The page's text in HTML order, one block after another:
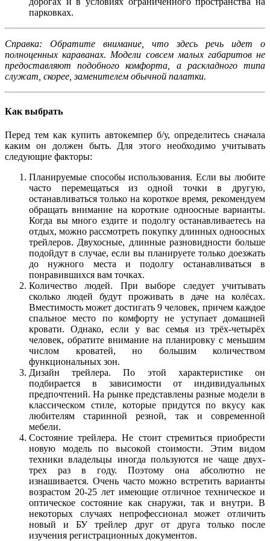
парковках.
Справка: Обратите внимание, что здесь речь идет о
полноценных караванах. Модели совсем малых габаритов не
предоставляют подобного комфорта, а раскладного типа
служат, скорее, заменителем обычной палатки.
Как выбрать
Перед тем как купить автокемпер б/у, определитесь сначала
каким он должен быть. Для этого необходимо учитывать
следующие факторы:
Планируемые способы использования. Если вы любите
часто перемещаться из одной точки в другую,
останавливаться только на короткое время, рекомендуем
обращать внимание на короткие одноосные варианты.
Когда вы много ездите и подолгу останавливаетесь на
отдых, можно рассмотреть покупку длинных одноосных
трейлеров. Двухосные, длинные разновидности больше
подойдут в случае, если вы планируете только доезжать
до нужного места и подолгу останавливаться в
понравившихся вам точках.
Количество людей. При выборе следует учитывать
сколько людей будут проживать в даче на колёсах.
Вместимость может достигать 9 человек, причем каждое
спальное место по комфорту не уступает домашней
кровати. Однако, если у вас семья из трёх-четырёх
человек, обратите внимание на планировку с меньшим
числом кроватей, но большим количеством
функциональных зон.
Дизайн трейлера. По этой характеристике он
подбирается в зависимости от индивидуальных
предпочтений. На рынке представлены разные модели в
классическом стиле, которые придутся по вкусу как
любителям старинной резной, так и современной
мебели.
Состояние трейлера. Не стоит стремиться приобрести
новую модель по высокой стоимости. Этим видом
техники владельцы иногда пользуются не чаще двух-
трех раз в году. Поэтому она абсолютно не
изнашивается. Очень часто можно встретить варианты
возрастом 20-25 лет имеющие отличное техническое и
оптическое состояние как снаружи, так и внутри. В
некоторых случаях непрофессионал может отличить
новый и БУ трейлер друг от друга только после
изучения регистрационных документов.